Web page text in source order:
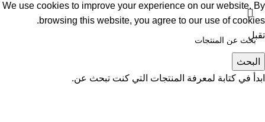
البحث
ابدأ في كتابة لمعرفة المنتجات التي كنت تبحث عن.
We use cookies to improve your experience on our website. By
browsing this website, you agree to our use of cookies.
تقبل